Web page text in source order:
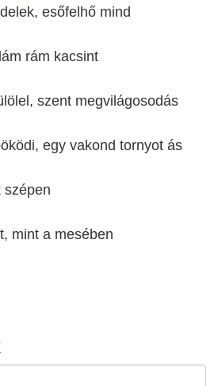
esőfelhő mind
rám kacsint
szent megvilágosodás
egy vakond tornyot ás
szépen
mint a mesében